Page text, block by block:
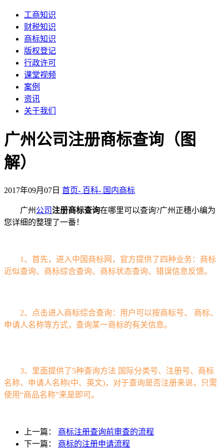
工商知识
财税知识
商标知识
版权登记
行政许可
课堂视频
案例
资讯
关于我们
广州公司注册商标查询（图
解）
2017年09月07日 首页- 百科- 国内商标
广州 公司注册商标查询在哪里可以查询?广州正穗小编为
您详细的整理了一番！
1、首先，进入中国商标网，官方提供了四种业务：商标
近似查询、商标综合查询、商标状态查询、错误信息反馈。
2、点击进入商标综合查询：用户可以按商标号、 商标、
申请人名称等方式，查询某一商标的有关信息。
3、里面提供了5种查询方法 国际分类号、注册号、商标
名称、申请人名称(中、英文)，对于查询是否注册来说，只需
使用“商品名称”来是即可。
上一篇： 商标注册查询前审查的流程
下一篇： 商标的注册申请流程